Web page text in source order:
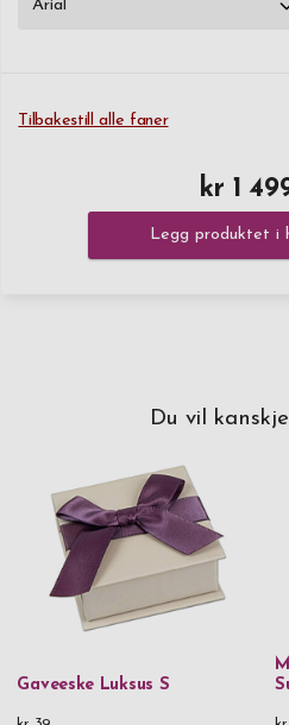
Tilbakestill alle faner
kr 1
Legg produktet i
Du vil
Gaveeske Luksus S